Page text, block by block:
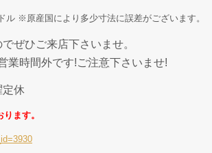
※原産国により多少寸法に誤差がございます。
ぜひご来店下さいませ。
業時間外です!ご注意下さいませ!
定休
ます。